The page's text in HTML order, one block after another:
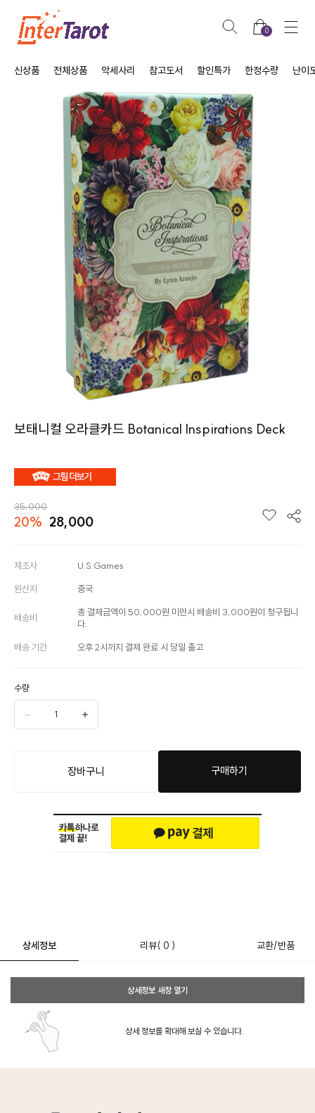
0
신상품 전체상품 악세사리 참고도서 할인특가 한정수량 난이
보태니컬 오라클카드 Botanical Inspirations Deck
35,000
20% 28,000
제조사 U.S.Games
원산지 중국
배송비
총 결제금액이 50,000원 미만시 배송비 3,000원이 청구됩니
다.
배송 기간 오후 2시까지 결제 완료 시 당일 출고
수량
장바구니 구매하기
상세정보 리뷰( 0 ) 교환/반품
상세정보 새창 열기
상세 정보를 확대해 보실 수 있습니다.